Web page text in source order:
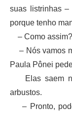
suas listrinhas
porque tenho
– Como
– Nós vamos
Paula Pônei
Elas saem na
arbustos.
– Pronto,